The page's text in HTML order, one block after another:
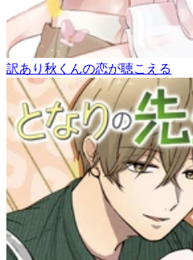
訳あり秋くんの恋が聴こえる